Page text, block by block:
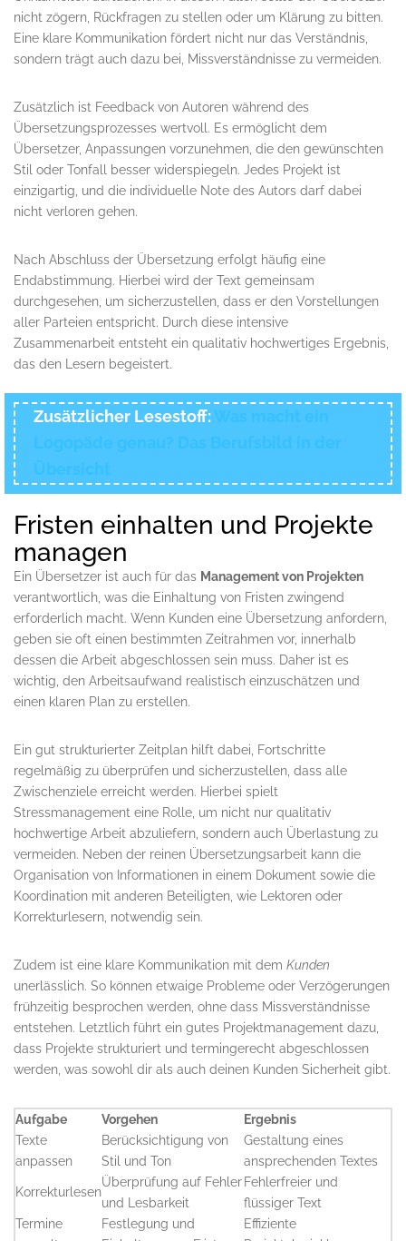
nicht zögern, Rückfragen zu stellen oder um Klärung zu bitten.
Eine klare Kommunikation fördert nicht nur das Verständnis,
sondern trägt auch dazu bei, Missverständnisse zu vermeiden.
Zusätzlich ist Feedback von Autoren während des
Übersetzungsprozesses wertvoll. Es ermöglicht dem
Übersetzer, Anpassungen vorzunehmen, die den gewünschten
Stil oder Tonfall besser widerspiegeln. Jedes Projekt ist
einzigartig, und die individuelle Note des Autors darf dabei
nicht verloren gehen.
Nach Abschluss der Übersetzung erfolgt häufig eine
Endabstimmung. Hierbei wird der Text gemeinsam
durchgesehen, um sicherzustellen, dass er den Vorstellungen
aller Parteien entspricht. Durch diese intensive
Zusammenarbeit entsteht ein qualitativ hochwertiges Ergebnis,
das den Lesern begeistert.
Zusätzlicher Lesestoff: Was macht ein
Logopäde genau? Das Berufsbild in der
Übersicht
Fristen einhalten und Projekte
managen
Ein Übersetzer ist auch für das Management von Projekten
verantwortlich, was die Einhaltung von Fristen zwingend
erforderlich macht. Wenn Kunden eine Übersetzung anfordern,
geben sie oft einen bestimmten Zeitrahmen vor, innerhalb
dessen die Arbeit abgeschlossen sein muss. Daher ist es
wichtig, den Arbeitsaufwand realistisch einzuschätzen und
einen klaren Plan zu erstellen.
Ein gut strukturierter Zeitplan hilft dabei, Fortschritte
regelmäßig zu überprüfen und sicherzustellen, dass alle
Zwischenziele erreicht werden. Hierbei spielt
Stressmanagement eine Rolle, um nicht nur qualitativ
hochwertige Arbeit abzuliefern, sondern auch Überlastung zu
vermeiden. Neben der reinen Übersetzungsarbeit kann die
Organisation von Informationen in einem Dokument sowie die
Koordination mit anderen Beteiligten, wie Lektoren oder
Korrekturlesern, notwendig sein.
Zudem ist eine klare Kommunikation mit dem Kunden
unerlässlich. So können etwaige Probleme oder Verzögerungen
frühzeitig besprochen werden, ohne dass Missverständnisse
entstehen. Letztlich führt ein gutes Projektmanagement dazu,
dass Projekte strukturiert und termingerecht abgeschlossen
werden, was sowohl dir als auch deinen Kunden Sicherheit gibt.
Aufgabe Vorgehen
Ergebnis
Texte
anpassen
Berücksichtigung von
Stil und Ton
Gestaltung eines
ansprechenden Textes
Korrekturlesen
Überprüfung auf Fehler
und Lesbarkeit
Fehlerfreier und
flüssiger Text
Termine
Festlegung und
Effiziente